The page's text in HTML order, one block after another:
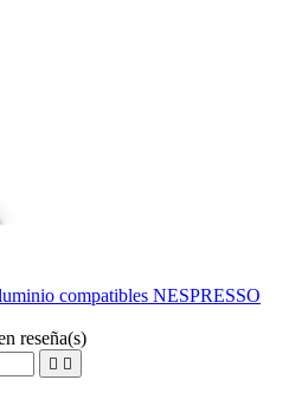
compatibles NESPRESSO
reseña(s)
 